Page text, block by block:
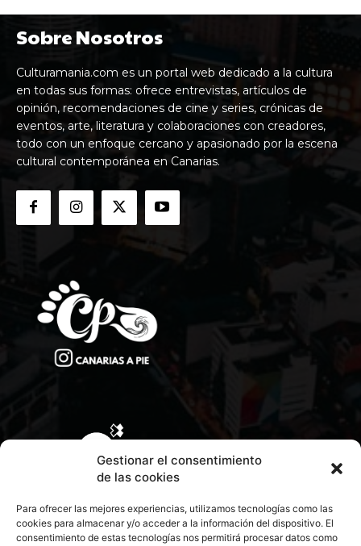
Gestionar el consentimiento
de las cookies
Para ofrecer las mejores experiencias, utilizamos tecnologías como las
cookies para almacenar y/o acceder a la información del dispositivo. El
consentimiento de estas tecnologías nos permitirá procesar datos como
Sobre Nosotros
Culturamania.com es un portal web dedicado a la cultura
en todas sus formas: ofrece entrevistas, artículos de
opinión, recomendaciones de cine y series, crónicas de
eventos, arte, literatura y colaboraciones con creadores,
todo con un enfoque cercano y apasionado por la escena
cultural contemporánea en Canarias.